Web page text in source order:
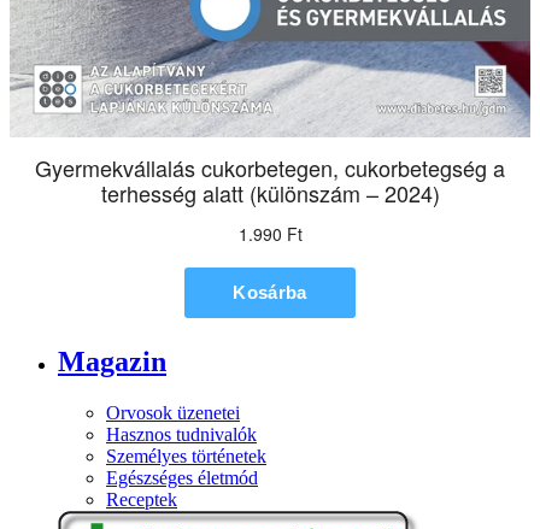
Magazin
Orvosok üzenetei
Hasznos tudnivalók
Személyes történetek
Egészséges életmód
Receptek